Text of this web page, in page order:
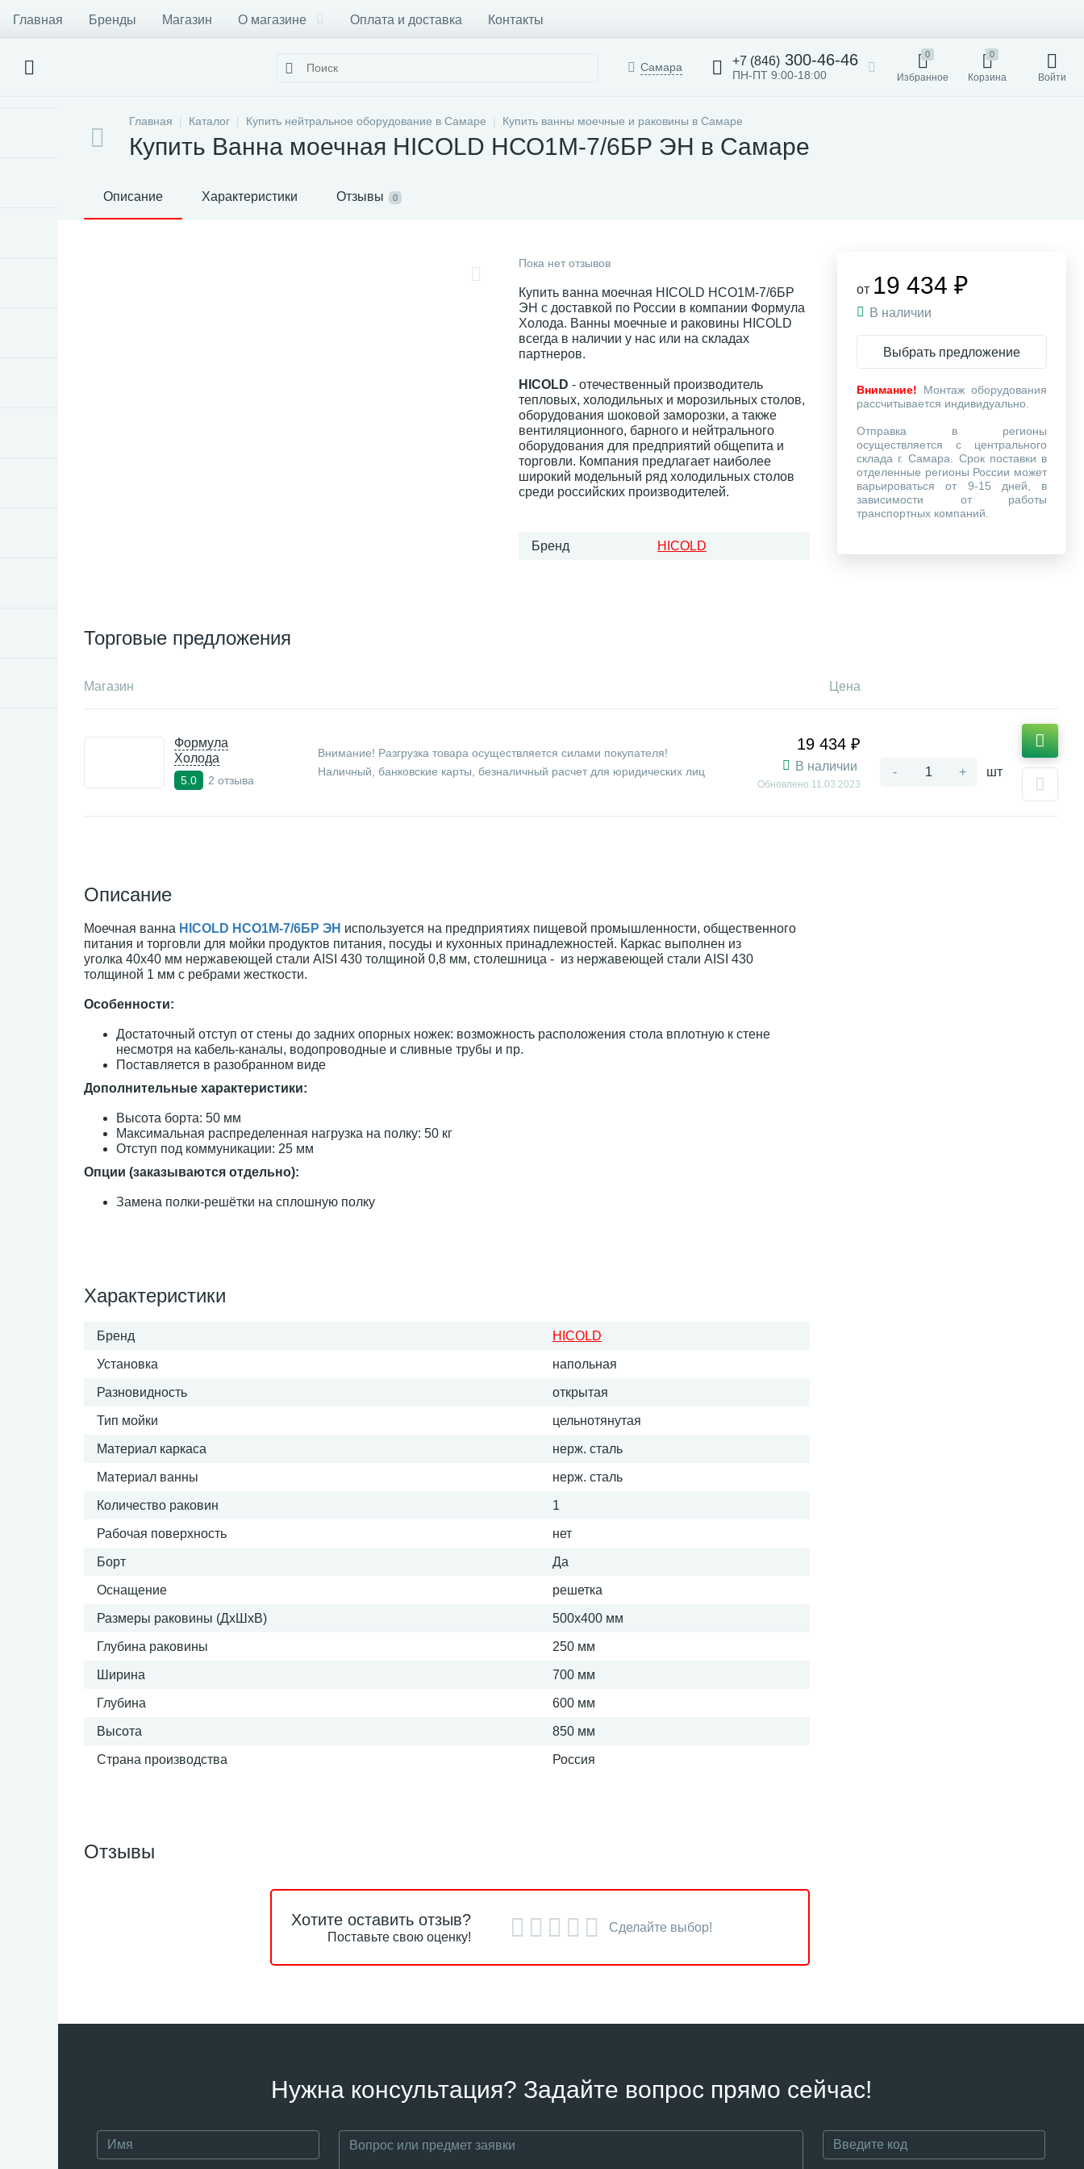
Главная Бренды Магазин О магазине Оплата и доставка Контакты
Самара +7 (846) 300-46-46
ПН-ПТ 9:00-18:00
0
Избранное
0
Корзина Войти
Главная Каталог Купить нейтральное оборудование в Самаре Купить ванны моечные и раковины в Самаре
Купить Ванна моечная HICOLD НСО1М-7/6БР ЭН в Самаре
Описание Характеристики Отзывы 0
Пока нет отзывов
Купить ванна моечная HICOLD НСО1М-7/6БР
ЭН с доставкой по России в компании Формула
Холода. Ванны моечные и раковины HICOLD
всегда в наличии у нас или на складах
партнеров.
HICOLD - отечественный производитель
тепловых, холодильных и морозильных столов,
оборудования шоковой заморозки, а также
вентиляционного, барного и нейтрального
оборудования для предприятий общепита и
торговли. Компания предлагает наиболее
широкий модельный ряд холодильных столов
среди российских производителей.
Бренд HICOLD
Торговые предложения
Магазин Цена
Формула
Холода
5.0 2 отзыва
Внимание! Разгрузка товара осуществляется силами покупателя!
Наличный, банковские карты, безналичный расчет для юридических лиц
19 434 ₽
В наличии
Обновлено 11.03.2023
- + шт
Описание
Моечная ванна HICOLD НСО1М-7/6БР ЭН используется на предприятиях пищевой промышленности, общественного
питания и торговли для мойки продуктов питания, посуды и кухонных принадлежностей. Каркас выполнен из
уголка 40x40 мм нержавеющей стали AISI 430 толщиной 0,8 мм, столешница - из нержавеющей стали AISI 430
толщиной 1 мм с ребрами жесткости.
Особенности:
Достаточный отступ от стены до задних опорных ножек: возможность расположения стола вплотную к стене
несмотря на кабель-каналы, водопроводные и сливные трубы и пр.
Поставляется в разобранном виде
Дополнительные характеристики:
Высота борта: 50 мм
Максимальная распределенная нагрузка на полку: 50 кг
Отступ под коммуникации: 25 мм
Опции (заказываются отдельно):
Замена полки-решётки на сплошную полку
Характеристики
Бренд HICOLD
Установка напольная
Разновидность открытая
Тип мойки цельнотянутая
Материал каркаса нерж. сталь
Материал ванны нерж. сталь
Количество раковин 1
Рабочая поверхность нет
Борт Да
Оснащение решетка
Размеры раковины (ДхШхВ) 500х400 мм
Глубина раковины 250 мм
Ширина 700 мм
Глубина 600 мм
Высота 850 мм
Страна производства Россия
от 19 434 ₽
В наличии
Выбрать предложение
Внимание! Монтаж оборудования
рассчитывается индивидуально.
Отправка в регионы
осуществляется с центрального
склада г. Самара. Срок поставки в
отделенные регионы России может
варьироваться от 9-15 дней, в
зависимости от работы
транспортных компаний.
Отзывы
Хотите оставить отзыв?
Поставьте свою оценку!
Сделайте выбор!
Нужна консультация? Задайте вопрос прямо сейчас!